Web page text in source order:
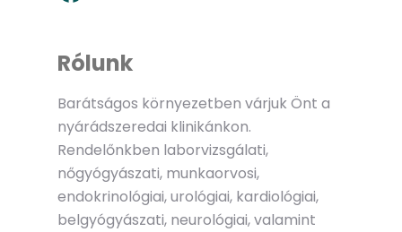
Rólunk
Barátságos környezetben várjuk Önt a
nyárádszeredai klinikánkon.
Rendelőnkben laborvizsgálati,
nőgyógyászati, munkaorvosi,
endokrinológiai, urológiai, kardiológiai,
belgyógyászati, neurológiai, valamint